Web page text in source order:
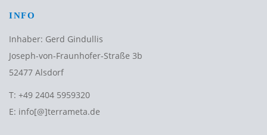
INFO
Inhaber: Gerd Gindullis
Joseph-von-Fraunhofer-Straße 3b
52477 Alsdorf
T: +49 2404 5959320
E: info[@]terrameta.de